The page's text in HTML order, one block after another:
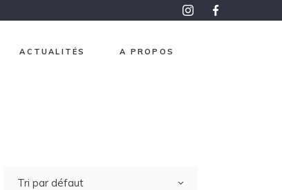
ACTUALITÉS A PROPOS
Tri par défaut